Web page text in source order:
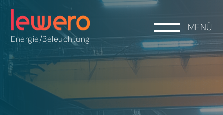
Energie/Beleuchtung
MENÜ